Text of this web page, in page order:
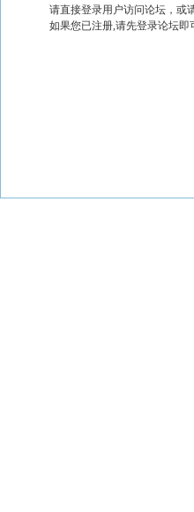
请直接登录用户访问论坛，或
如果您已注册,请先登录论坛即